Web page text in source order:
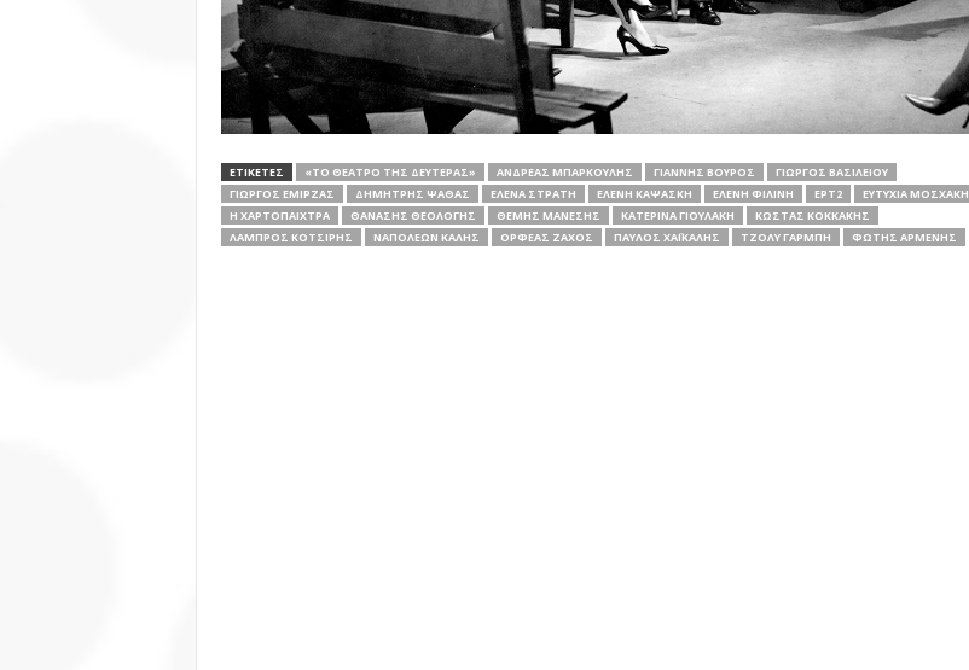
ΕΤΙΚΕΤΕΣ «ΤΟ ΘΈΑΤΡΟ ΤΗΣ ΔΕΥΤΈΡΑΣ» ΑΝΔΡΈΑΣ ΜΠΆΡΚΟΥΛΗΣ ΓΙΆΝΝΗΣ ΒΟΎΡΟΣ
ΓΙΏΡΓΟΣ ΒΑΣΙΛΕΊΟΥ
ΓΙΏΡΓΟΣ ΕΜΙΡΖΆΣ
ΔΗΜΉΤΡΗΣ ΨΑΘΆΣ ΈΛΕΝΑ ΣΤΡΑΤΉ ΕΛΈΝΗ ΚΑΨΆΣΚΗ ΕΛΈΝΗ ΦΙΛΊΝΗ ΕΡΤ2
ΕΥΤΥΧΊΑ ΜΟΣΧΆΚΗ
Η ΧΑΡΤΟΠΑΊΧΤΡΑ
ΘΑΝΆΣΗΣ ΘΕΟΛΌΓΗΣ ΘΈΜΗΣ ΜΆΝΕΣΗΣ ΚΑΤΕΡΊΝΑ ΓΙΟΥΛΆΚΗ
ΚΏΣΤΑΣ ΚΟΚΚΆΚΗΣ
ΛΆΜΠΡΟΣ ΚΟΤΣΊΡΗΣ
ΝΑΠΟΛΈΩΝ ΚΑΛΉΣ ΟΡΦΈΑΣ ΖΆΧΟΣ ΠΑΎΛΟΣ ΧΑΪΚΆΛΗΣ ΤΖΌΛΥ ΓΑΡΜΠΉ ΦΏΤΗΣ ΑΡΜΈΝΗΣ